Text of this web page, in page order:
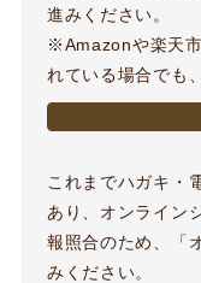
進みください。
※Amazonや楽天
れている場合でも
これまでハガキ・
あり、オンライン
報照合のため、「
みください。